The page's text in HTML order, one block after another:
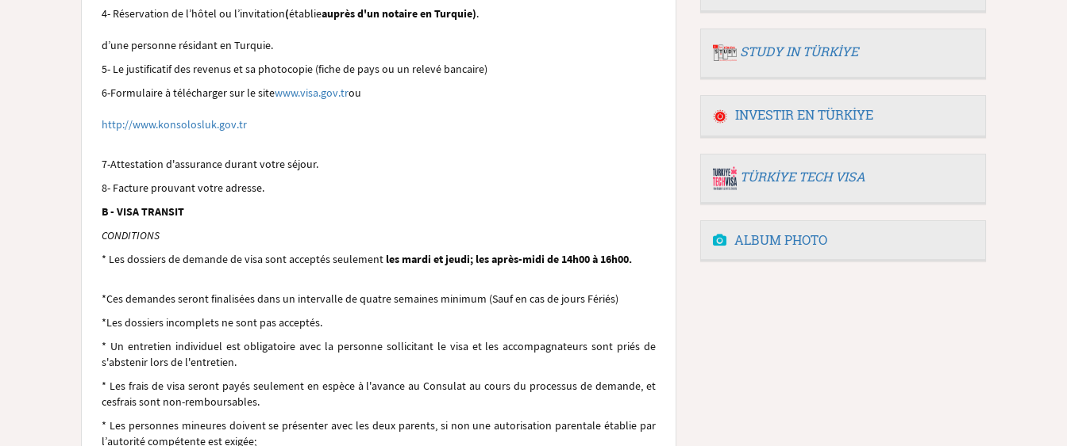
4- Réservation de l’hôtel ou l’invitation(établieauprès d'un notaire en Turquie).
d’une personne résidant en Turquie.
5- Le justificatif des revenus et sa photocopie (fiche de pays ou un relevé bancaire)
6-Formulaire à télécharger sur le sitewww.visa.gov.trou
http://www.konsolosluk.gov.tr
7-Attestation d'assurance durant votre séjour.
8- Facture prouvant votre adresse.
B - VISA TRANSIT
CONDITIONS
* Les dossiers de demande de visa sont acceptés seulement les mardi et jeudi; les après-midi de 14h00 à 16h00.
*Ces demandes seront finalisées dans un intervalle de quatre semaines minimum (Sauf en cas de jours Fériés)
*Les dossiers incomplets ne sont pas acceptés.
* Un entretien individuel est obligatoire avec la personne sollicitant le visa et les accompagnateurs sont priés de
s'abstenir lors de l'entretien.
* Les frais de visa seront payés seulement en espèce à l'avance au Consulat au cours du processus de demande, et
cesfrais sont non-remboursables.
* Les personnes mineures doivent se présenter avec les deux parents, si non une autorisation parentale établie par
l’autorité compétente est exigée;
STUDY IN TÜRKİYE
INVESTIR EN TÜRKİYE
TÜRKİYE TECH VISA
ALBUM PHOTO